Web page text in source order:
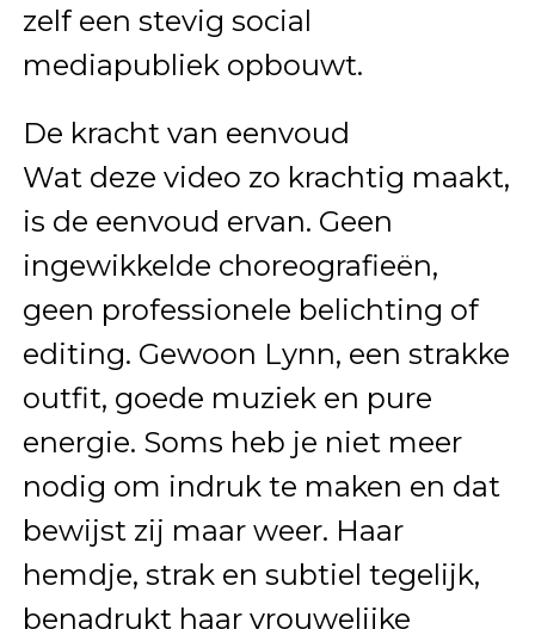
zelf een stevig social
mediapubliek opbouwt.
De kracht van eenvoud
Wat deze video zo krachtig maakt,
is de eenvoud ervan. Geen
ingewikkelde choreografieën,
geen professionele belichting of
editing. Gewoon Lynn, een strakke
outfit, goede muziek en pure
energie. Soms heb je niet meer
nodig om indruk te maken en dat
bewijst zij maar weer. Haar
hemdje, strak en subtiel tegelijk,
benadrukt haar vrouwelijke